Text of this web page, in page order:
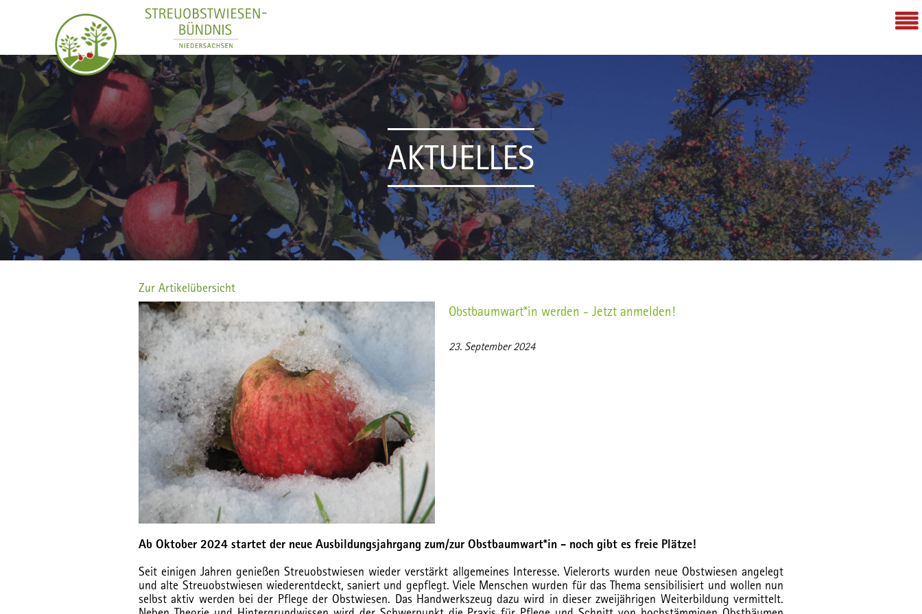
AKTUELLES
Zur Artikelübersicht
Obstbaumwart*in werden - Jetzt anmelden!
23. September 2024
Ab Oktober 2024 startet der neue Ausbildungsjahrgang zum/zur Obstbaumwart*in - noch gibt es freie Plätze!
Seit einigen Jahren genießen Streuobstwiesen wieder verstärkt allgemeines Interesse. Vielerorts wurden neue Obstwiesen angelegt
und alte Streuobstwiesen wiederentdeckt, saniert und gepflegt. Viele Menschen wurden für das Thema sensibilisiert und wollen nun
selbst aktiv werden bei der Pflege der Obstwiesen. Das Handwerkszeug dazu wird in dieser zweijährigen Weiterbildung vermittelt.